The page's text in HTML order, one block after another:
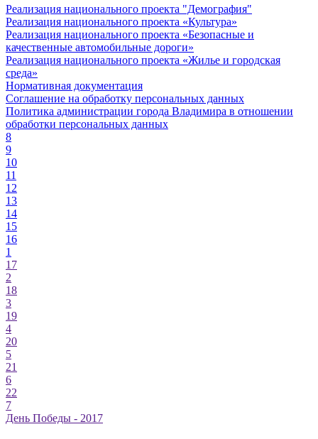
Реализация национального проекта "Демография"
Реализация национального проекта «Культура»
Реализация национального проекта «Безопасные и
качественные автомобильные дороги»
Реализация национального проекта «Жилье и городская
среда»
Нормативная документация
Соглашение на обработку персональных данных
Политика администрации города Владимира в отношении
обработки персональных данных
8
9
10
11
12
13
14
15
16
1
17
2
18
3
19
4
20
5
21
6
22
7
День Победы - 2017